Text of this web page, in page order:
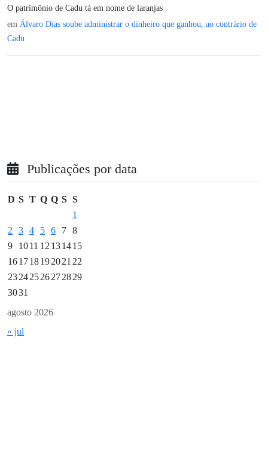
O patrimônio de Cadu tá em nome de laranjas
em Álvaro Dias soube administrar o dinheiro que ganhou, ao contrário de
Cadu
Publicações por data
agosto 2026
D S T Q Q S S
1
2
3 4 5 6 7 8
9
1011 12 131415
161718192021 22
23242526272829
3031
« jul